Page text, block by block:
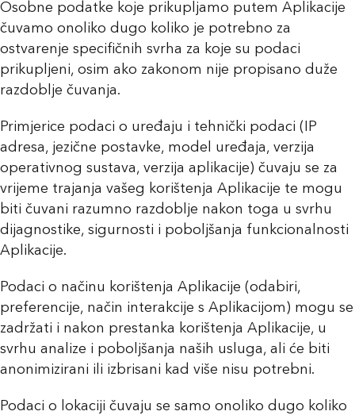
Osobne podatke koje prikupljamo putem Aplikacije
čuvamo onoliko dugo koliko je potrebno za
ostvarenje specifičnih svrha za koje su podaci
prikupljeni, osim ako zakonom nije propisano duže
razdoblje čuvanja.
Primjerice podaci o uređaju i tehnički podaci (IP
adresa, jezične postavke, model uređaja, verzija
operativnog sustava, verzija aplikacije) čuvaju se za
vrijeme trajanja vašeg korištenja Aplikacije te mogu
biti čuvani razumno razdoblje nakon toga u svrhu
dijagnostike, sigurnosti i poboljšanja funkcionalnosti
Aplikacije.
Podaci o načinu korištenja Aplikacije (odabiri,
preferencije, način interakcije s Aplikacijom) mogu se
zadržati i nakon prestanka korištenja Aplikacije, u
svrhu analize i poboljšanja naših usluga, ali će biti
anonimizirani ili izbrisani kad više nisu potrebni.
Podaci o lokaciji čuvaju se samo onoliko dugo koliko